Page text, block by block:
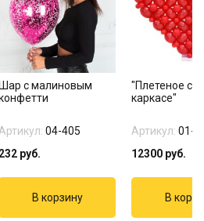
Шар с малиновым
Артикул: 04-405
232 руб.
"Плетеное
каркасе"
Артикул: 01-
12300 руб.